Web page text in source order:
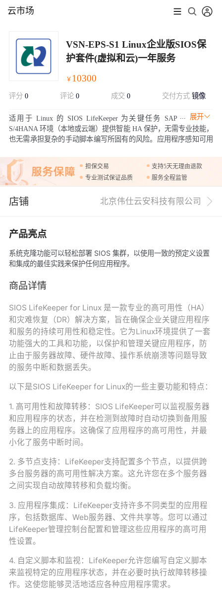
云市场
VSN-EPS-S1 Linux企业版SIOS保
护套件(虚拟和云)一年服务
￥ 10300
评分 0 评论 0 成交 0 交付方式镜像
展开
适用于 Linux 的 SIOS LifeKeeper 为关键任务 SAP
S/4HANA 环境（本地或云端）提供智能 HA 保护，无需专业技能，
也无需承担复杂的手动脚本编写所固有的风险。应用程序感知可用
速、可靠的持续运行。
担保交易
支持5天无理由退款
专业测试保证品质
服务全程监管
店铺 北京伟仕云安科技有限公司
产品亮点
系统克隆功能可以轻松部署 SIOS 集群，以使用一致的预定义设置
和集成的最佳实践来保护任何应用程序。
商品详情
SIOS LifeKeeper for Linux 是一款专业的高可用性（HA）
和灾难恢复（DR）解决方案，旨在确保企业关键应用程序
和服务的持续可用性和稳定性。它为Linux环境提供了一套
功能强大的工具和功能，以保护和管理关键应用程序，防
止由于服务器故障、硬件故障、操作系统崩溃等问题导致
的服务中断和数据丢失。
以下是SIOS LifeKeeper for Linux的一些主要功能和特点：
1. 高可用性和故障转移：SIOS LifeKeeper可以监视服务器
和应用程序的状态，并在检测到故障时自动切换到备用服
务器上的应用程序。这确保了应用程序的高可用性，并最
小化了服务中断时间。
2. 多节点支持：LifeKeeper支持配置多个节点，以提供跨
多台服务器的高可用性解决方案。这允许您在多个服务器
之间实现自动故障转移和负载均衡。
3. 应用程序集成：LifeKeeper支持许多不同类型的应用程
序，包括数据库、Web服务器、文件共享等。您可以通过
LifeKeeper管理控制台配置和管理这些应用程序的高可用
性设置。
4. 自定义脚本和监视：LifeKeeper允许您编写自定义脚本
来监视特定的应用程序状态，并在必要时执行故障转移操
作。这使您能够灵活地适应各种应用程序需求。